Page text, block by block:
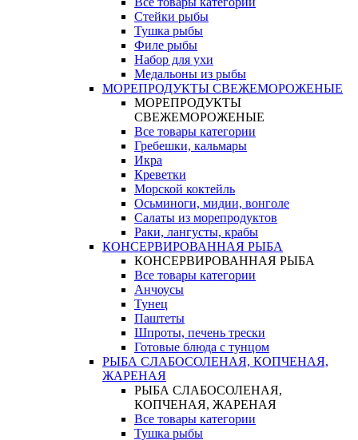
Стейки рыбы
Тушка рыбы
Филе рыбы
Набор для ухи
Медальоны из рыбы
МОРЕПРОДУКТЫ СВЕЖЕМОРОЖЕНЫЕ
МОРЕПРОДУКТЫ
СВЕЖЕМОРОЖЕНЫЕ
Все товары категории
Гребешки, кальмары
Икра
Креветки
Морской коктейль
Осьминоги, мидии, вонголе
Салаты из морепродуктов
Раки, лангусты, крабы
КОНСЕРВИРОВАННАЯ РЫБА
КОНСЕРВИРОВАННАЯ РЫБА
Все товары категории
Анчоусы
Тунец
Паштеты
Шпроты, печень трески
Готовые блюда с тунцом
РЫБА СЛАБОСОЛЕНАЯ, КОПЧЕНАЯ,
ЖАРЕНАЯ
РЫБА СЛАБОСОЛЕНАЯ,
КОПЧЕНАЯ, ЖАРЕНАЯ
Все товары категории
Тушка рыбы